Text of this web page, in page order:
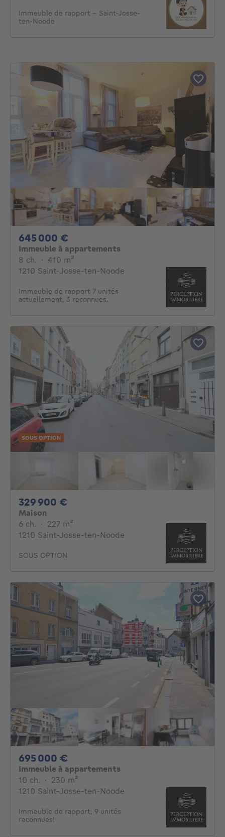
Immeuble de rapport - Saint-Josse-
ten-Noode
645 000 €
Immeuble à appartements
8 ch. 8 chambres
· 410 m²
1210 Saint-Josse-ten-Noode
Immeuble de rapport 7 unités
actuellement, 3 reconnues.
SOUS OPTION
329 900 €
Maison
6 ch. 6 chambres
· 227 m²
1210 Saint-Josse-ten-Noode
SOUS OPTION
695 000 €
Immeuble à appartements
10 ch. 10 chambres
· 230 m²
1210 Saint-Josse-ten-Noode
Immeuble de rapport, 9 unités
reconnues!